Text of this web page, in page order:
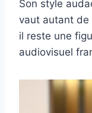
Son style
vaut autant de
il reste une
audiovisuel